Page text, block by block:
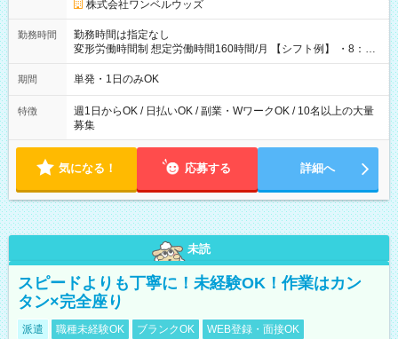
株式会社ワンベルウッズ
勤務時間
勤務時間は指定なし
変形労働時間制 想定労働時間160時間/月 【シフト例】 ・8：00
～21：00
期間 単発・1日のみOK
特徴
週1日からOK / 日払いOK / 副業・WワークOK / 10名以上の大量
募集
気になる！ 応募する 詳細へ
未読
スピードよりも丁寧に！未経験OK！作業はカン
タン×完全座り
派遣 職種未経験OK ブランクOK WEB登録・面接OK